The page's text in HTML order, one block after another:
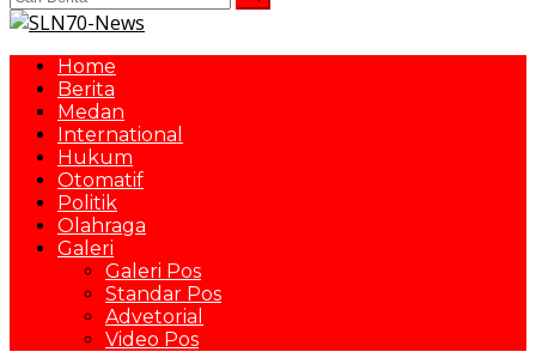
Home
Berita
Medan
International
Hukum
Otomatif
Politik
Olahraga
Galeri
Galeri Pos
Standar Pos
Advetorial
Video Pos